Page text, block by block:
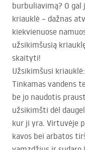
burbuliavimą? O gal
kriauklė – dažnas
kiekvienuose
užsikimšusią
skaityti!
Užsikimšusi
Tinkamas vandens
be jo naudotis
užsikimšti dėl
kur ji yra. Virtuvėje
kavos bei arbatos